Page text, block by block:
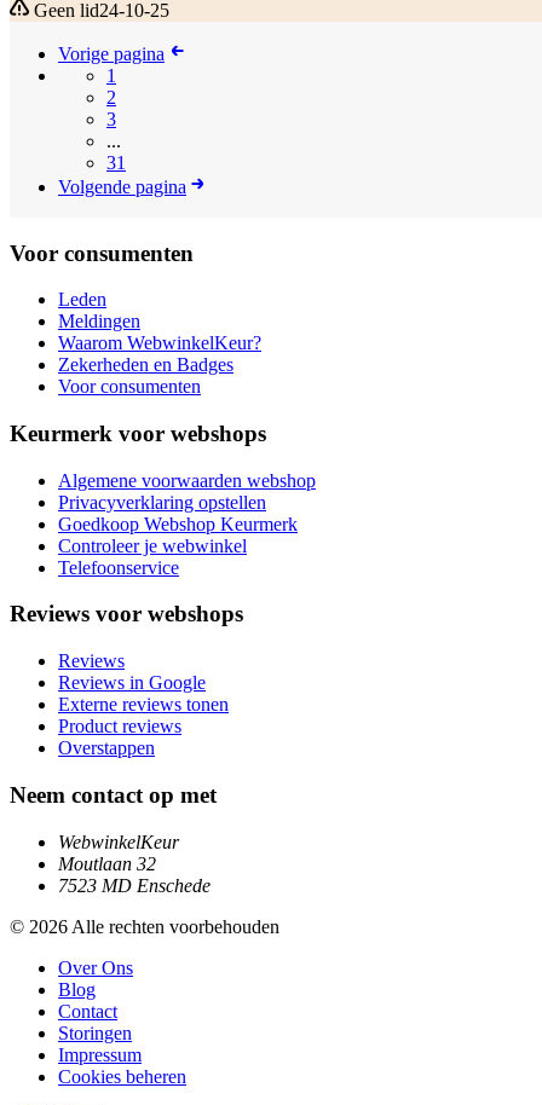
Geen lid24-10-25
Vorige pagina
1
2
3
...
31
Volgende pagina
Voor consumenten
Leden
Meldingen
Waarom WebwinkelKeur?
Zekerheden en Badges
Voor consumenten
Keurmerk voor webshops
Algemene voorwaarden webshop
Privacyverklaring opstellen
Goedkoop Webshop Keurmerk
Controleer je webwinkel
Telefoonservice
Reviews voor webshops
Reviews
Reviews in Google
Externe reviews tonen
Product reviews
Overstappen
Neem contact op met
WebwinkelKeur
Moutlaan 32
7523 MD Enschede
© 2026 Alle rechten voorbehouden
Over Ons
Blog
Contact
Storingen
Impressum
Cookies beheren